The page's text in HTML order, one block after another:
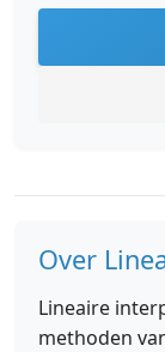
Over
Lineaire
methoden